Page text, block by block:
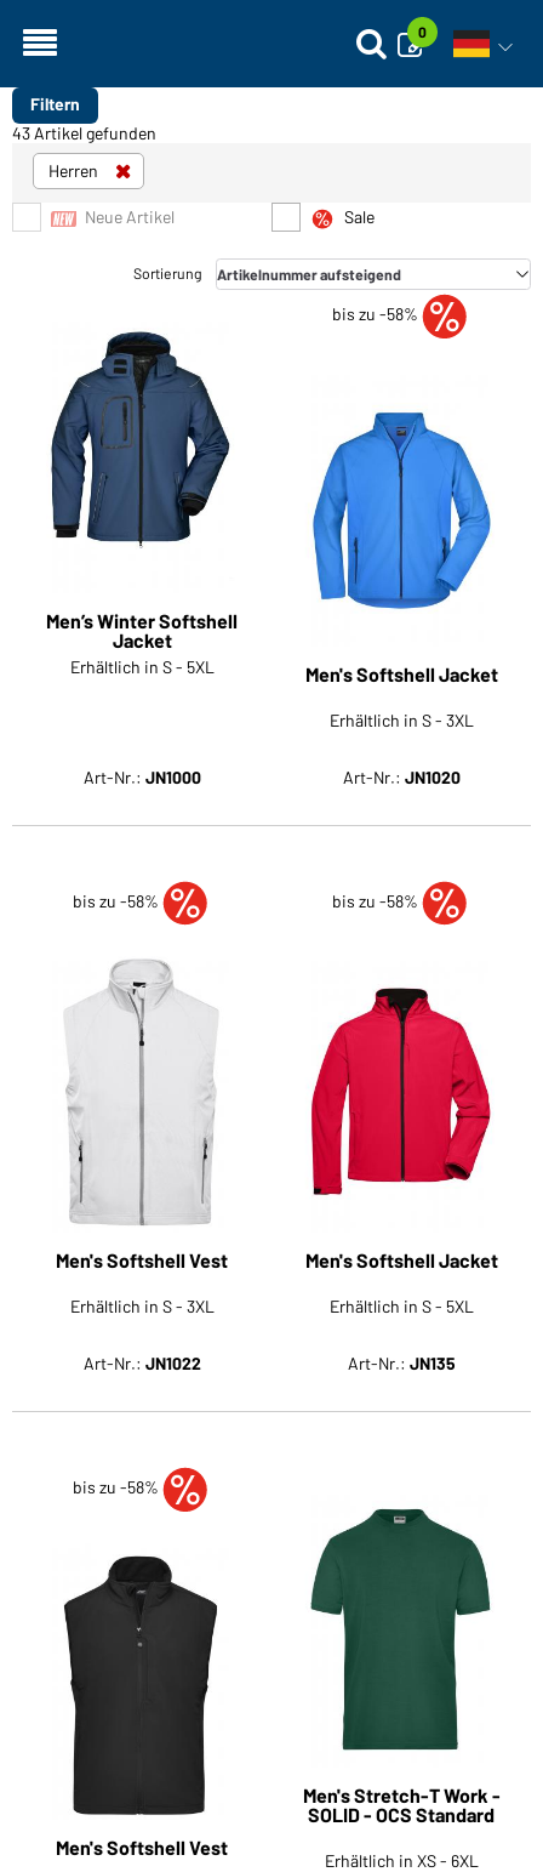
0
Filtern
43 Artikel gefunden
Herren
Neue Artikel Sale
Men’s Winter Softshell
Jacket
Erhältlich in S - 5XL
Art-Nr.: JN1000
bis zu -58%
Men's Softshell Jacket
Erhältlich in S - 3XL
Art-Nr.: JN1020
bis zu -58%
Men's Softshell Vest
Erhältlich in S - 3XL
Art-Nr.: JN1022
bis zu -58%
Men's Softshell Jacket
Erhältlich in S - 5XL
Art-Nr.: JN135
bis zu -58%
Men's Softshell Vest
Men's Stretch-T Work -
SOLID - OCS Standard
Erhältlich in XS - 6XL